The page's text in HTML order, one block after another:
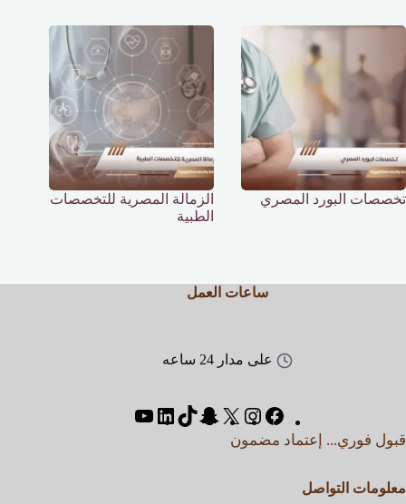
تخصصات البورد المصري
الزمالة المصرية للتخصصات
الطبية
ساعات العمل
على مدار 24 ساعه
قبول فوري... إعتماد مضمون
معلومات التواصل